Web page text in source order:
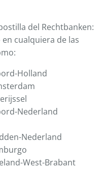
del Rechtbanken:
cualquiera de las
Holland
Nederland
Nederland
West-Brabant